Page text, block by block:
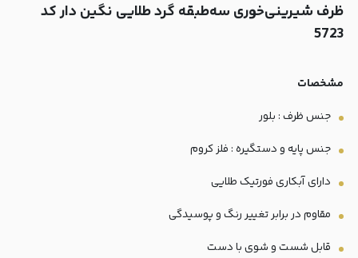
ظرف شیرینی‌خوری سه‌طبقه گرد طلایی نگین دار کد
5723
مشخصات
جنس ظرف : بلور
جنس پایه و دستگیره : فلز کروم
دارای آبکاری فورتیک طلایی
مقاوم در برابر تغییر رنگ و پوسیدگی
قابل شست و شوی با دست